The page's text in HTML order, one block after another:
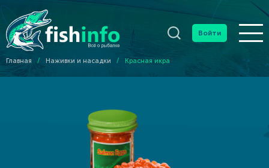
Войти
Главная / Наживки и насадки / Красная икра